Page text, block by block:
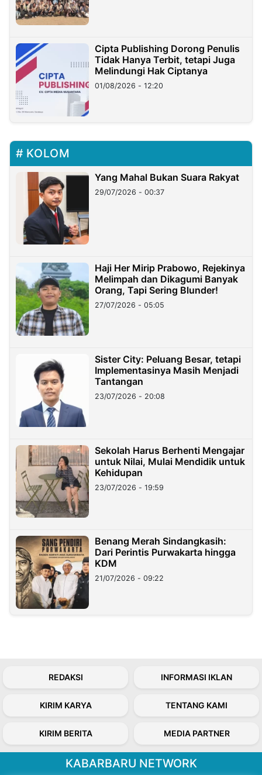
Cipta Publishing Dorong Penulis
Tidak Hanya Terbit, tetapi Juga
Melindungi Hak Ciptanya
01/08/2026 - 12:20
KOLOM
Yang Mahal Bukan Suara Rakyat
29/07/2026 - 00:37
Haji Her Mirip Prabowo, Rejekinya
Melimpah dan Dikagumi Banyak
Orang, Tapi Sering Blunder!
27/07/2026 - 05:05
Sister City: Peluang Besar, tetapi
Implementasinya Masih Menjadi
Tantangan
23/07/2026 - 20:08
Sekolah Harus Berhenti Mengajar
untuk Nilai, Mulai Mendidik untuk
Kehidupan
23/07/2026 - 19:59
Benang Merah Sindangkasih:
Dari Perintis Purwakarta hingga
KDM
21/07/2026 - 09:22
REDAKSI INFORMASI IKLAN
KIRIM KARYA TENTANG KAMI
KIRIM BERITA MEDIA PARTNER
KABARBARU NETWORK